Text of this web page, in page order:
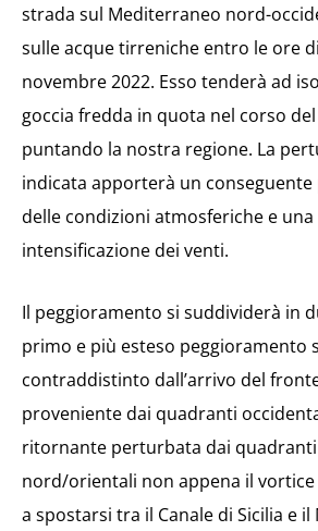
strada sul Mediterraneo nord-
sulle acque tirreniche entro le ore
novembre 2022. Esso tenderà ad
goccia fredda in quota nel corso
puntando la nostra regione. La
indicata apporterà un
delle condizioni atmosferiche e una
intensificazione dei venti.
Il peggioramento si suddividerà in
primo e più esteso peggioramento
contraddistinto dall’arrivo del
proveniente dai quadranti
ritornante perturbata dai
nord/orientali non appena il
a spostarsi tra il Canale di Sicilia e il